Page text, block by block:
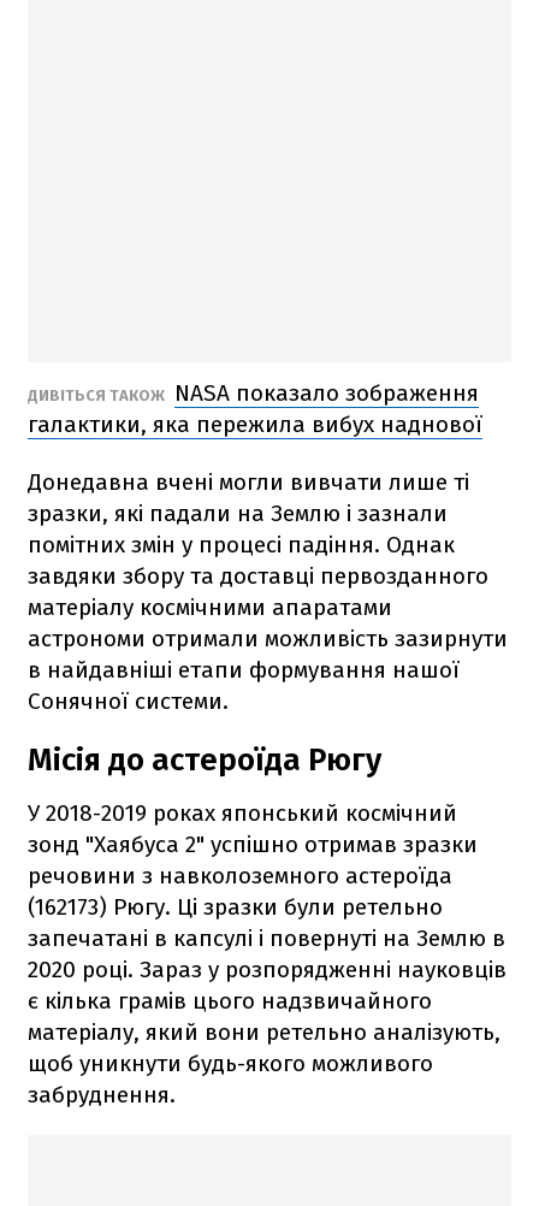
ДИВІТЬСЯ ТАКОЖ
NASA показало зображення
галактики, яка пережила вибух наднової
Донедавна вчені могли вивчати лише ті
зразки, які падали на Землю і зазнали
помітних змін у процесі падіння. Однак
завдяки збору та доставці первозданного
матеріалу космічними апаратами
астрономи отримали можливість зазирнути
в найдавніші етапи формування нашої
Сонячної системи.
Місія до астероїда Рюгу
У 2018-2019 роках японський космічний
зонд "Хаябуса 2" успішно отримав зразки
речовини з навколоземного астероїда
(162173) Рюгу. Ці зразки були ретельно
запечатані в капсулі і повернуті на Землю в
2020 році. Зараз у розпорядженні науковців
є кілька грамів цього надзвичайного
матеріалу, який вони ретельно аналізують,
щоб уникнути будь-якого можливого
забруднення.